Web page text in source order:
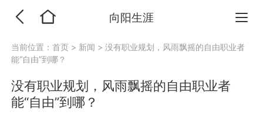
向阳生涯
当前位置：首页 > 新闻 >没有职业规划，风雨飘摇的自由职业者
能“自由”到哪？
没有职业规划，风雨飘摇的自由职业者
能“自由”到哪？